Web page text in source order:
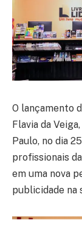
O lançamento
Flavia da
Paulo, no dia
profissionais
em uma nova
publicidade na